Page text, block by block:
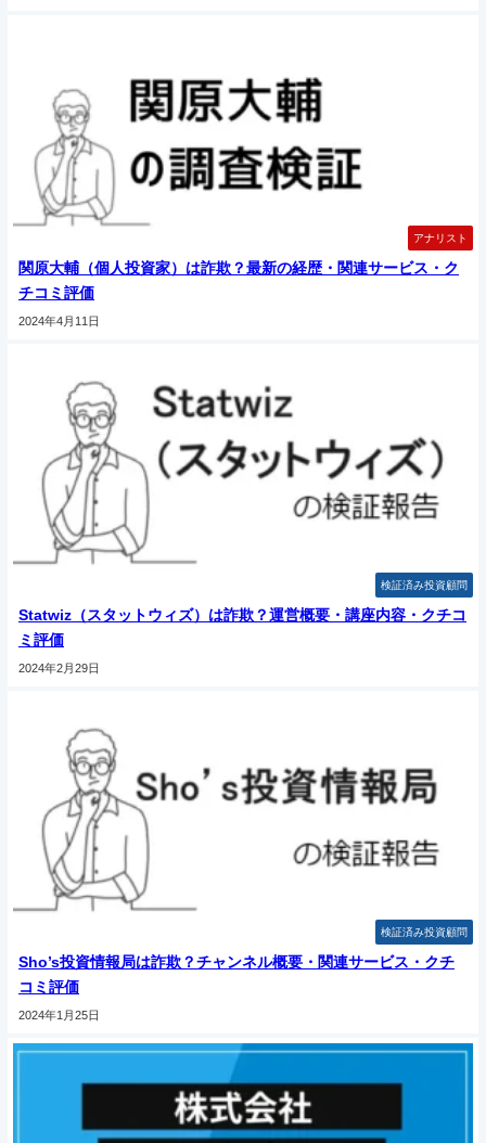
アナリスト
関原大輔（個人投資家）は詐欺？最新の経歴・関連サービス・ク
チコミ評価
2024年4月11日
検証済み投資顧問
Statwiz（スタットウィズ）は詐欺？運営概要・講座内容・クチコ
ミ評価
2024年2月29日
検証済み投資顧問
Sho’s投資情報局は詐欺？チャンネル概要・関連サービス・クチ
コミ評価
2024年1月25日